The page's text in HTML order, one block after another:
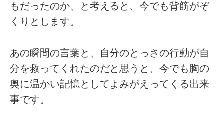
もだったのか、と考えると、今でも背筋がぞ
くりとします。
あの瞬間の言葉と、自分のとっさの行動が自
分を救ってくれたのだと思うと、今でも胸の
奥に温かい記憶としてよみがえってくる出来
事です。